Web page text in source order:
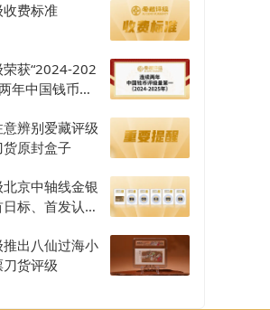
费标准
获“2024-202
年中国钱币评
辨别爱藏评级
原封盒子
京中轴线金银
标、首发认证
出八仙过海小
货评级